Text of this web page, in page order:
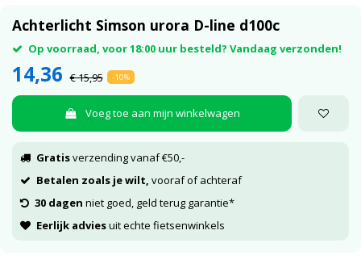
Achterlicht Simson urora D-line d100c
Op voorraad, voor 18:00 uur besteld? Vandaag verzonden!
14,36 € 15,95 -10%
Voeg toe aan mijn winkelwagen
Gratisverzending vanaf €50,-
Betalen zoals je wilt, vooraf of achteraf
30 dagen niet goed, geld terug garantie*
Eerlijk adviesuit echte fietsenwinkels